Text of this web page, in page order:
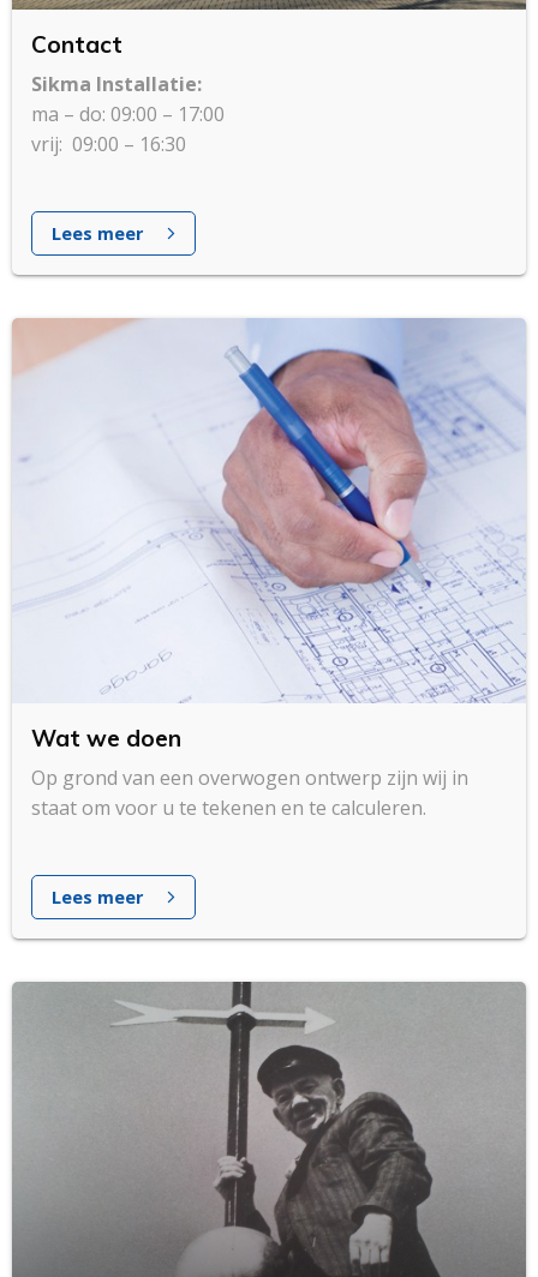
Contact
Sikma Installatie:
ma – do: 09:00 – 17:00
vrij: 09:00 – 16:30
Lees meer
Wat we doen
Op grond van een overwogen ontwerp zijn wij in
staat om voor u te tekenen en te calculeren.
Lees meer